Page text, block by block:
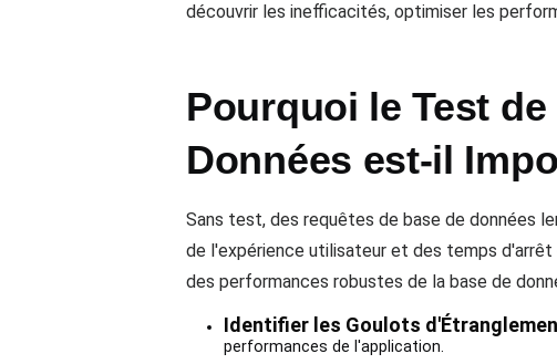
découvrir les inefficacités, optimiser les
Pourquoi le Test
Données est-il
Sans test, des requêtes de base de données
de l'expérience utilisateur et des temps
des performances robustes de la base de
Identifier les Goulots
performances de l'application.